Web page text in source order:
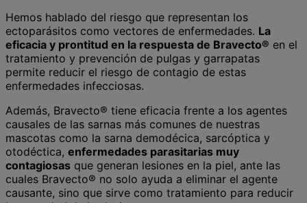
Hemos hablado del riesgo que representan los
ectoparásitos como vectores de enfermedades. La
eficacia y prontitud en la respuesta de Bravecto® en el
tratamiento y prevención de pulgas y garrapatas
permite reducir el riesgo de contagio de estas
enfermedades infecciosas.
Además, Bravecto® tiene eficacia frente a los agentes
causales de las sarnas más comunes de nuestras
mascotas como la sarna demodécica, sarcóptica y
otodéctica, enfermedades parasitarias muy
contagiosas que generan lesiones en la piel, ante las
cuales Bravecto® no solo ayuda a eliminar el agente
causante, sino que sirve como tratamiento para reducir